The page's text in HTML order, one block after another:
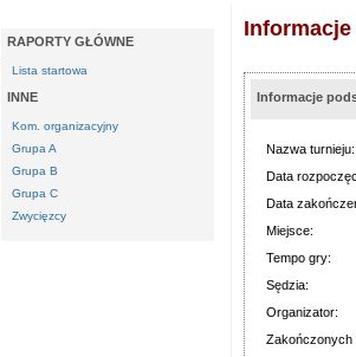
RAPORTY GŁÓWNE
Lista startowa
INNE
Kom. organizacyjny
Grupa A
Grupa B
Grupa C
Zwycięzcy
Informacje
Nazwa turnieju:
Data
Data
Miejsce:
Tempo gry:
Sędzia:
Organizator:
Zakończonych